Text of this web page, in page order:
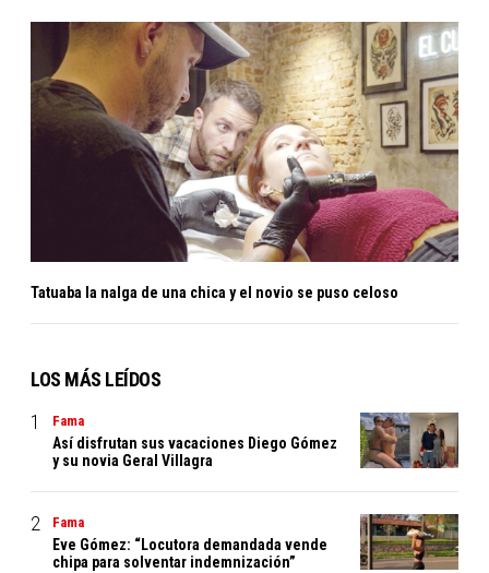
Tatuaba la nalga de una chica y el novio se puso celoso
LOS MÁS LEÍDOS
Fama
Así disfrutan sus vacaciones Diego Gómez
y su novia Geral Villagra
Fama
Eve Gómez: “Locutora demandada vende
chipa para solventar indemnización”